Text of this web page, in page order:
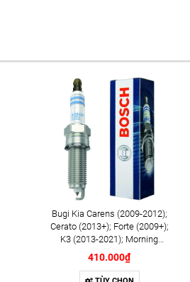
Bugi Kia Carens (2009-2012);
Cerato (2013+); Forte (2009+);
K3 (2013-2021); Morning
(2013-2018); Optima K5
(2012+); Rondo (2013+);
Sedona (2014-2021); Rio
410.000₫